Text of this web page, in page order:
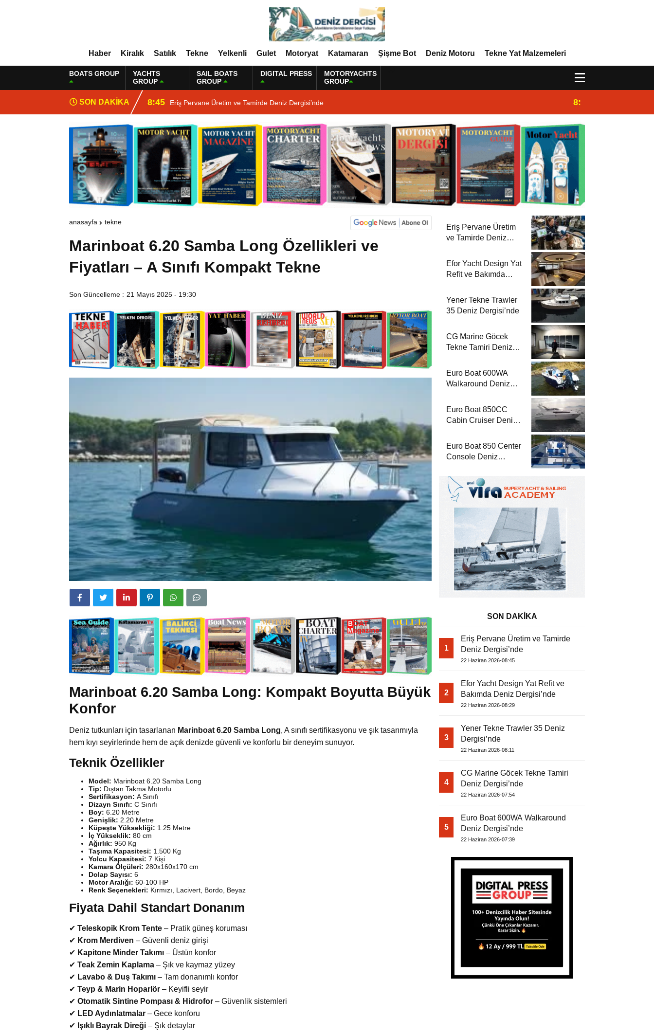
Haber Kiralık Satılık Tekne Yelkenli Gulet Motoryat Katamaran Şişme Bot Deniz Motoru Tekne Yat Malzemeleri
BOATS GROUP
YACHTS
GROUP
SAIL BOATS
GROUP
DIGITAL PRESS
MOTORYACHTS
GROUP
SON DAKİKA 8:45 Eriş Pervane Üretim ve Tamirde Deniz Dergisi’nde 8:29
anasayfa tekne
Marinboat 6.20 Samba Long Özellikleri ve
Fiyatları – A Sınıfı Kompakt Tekne
Son Güncelleme : 21 Mayıs 2025 - 19:30
Marinboat 6.20 Samba Long: Kompakt Boyutta Büyük
Konfor
Deniz tutkunları için tasarlanan Marinboat 6.20 Samba Long, A sınıfı sertifikasyonu ve şık tasarımıyla
hem kıyı seyirlerinde hem de açık denizde güvenli ve konforlu bir deneyim sunuyor.
Teknik Özellikler
Model: Marinboat 6.20 Samba Long
Tip: Dıştan Takma Motorlu
Sertifikasyon: A Sınıfı
Dizayn Sınıfı: C Sınıfı
Boy: 6.20 Metre
Genişlik: 2.20 Metre
Küpeşte Yüksekliği: 1.25 Metre
İç Yükseklik: 80 cm
Ağırlık: 950 Kg
Taşıma Kapasitesi: 1.500 Kg
Yolcu Kapasitesi: 7 Kişi
Kamara Ölçüleri: 280x160x170 cm
Dolap Sayısı: 6
Motor Aralığı: 60-100 HP
Renk Seçenekleri: Kırmızı, Lacivert, Bordo, Beyaz
Fiyata Dahil Standart Donanım
✔ Teleskopik Krom Tente – Pratik güneş koruması
✔ Krom Merdiven – Güvenli deniz girişi
✔ Kapitone Minder Takımı – Üstün konfor
✔ Teak Zemin Kaplama – Şık ve kaymaz yüzey
✔ Lavabo & Duş Takımı – Tam donanımlı konfor
✔ Teyp & Marin Hoparlör – Keyifli seyir
✔ Otomatik Sintine Pompası & Hidrofor – Güvenlik sistemleri
✔ LED Aydınlatmalar – Gece konforu
✔ Işıklı Bayrak Direği – Şık detaylar
Eriş Pervane Üretim
ve Tamirde Deniz
Efor Yacht Design Yat
Refit ve Bakımda
Yener Tekne Trawler
35 Deniz Dergisi’nde
CG Marine Göcek
Tekne Tamiri Deniz
Euro Boat 600WA
Walkaround Deniz
Euro Boat 850CC
Cabin Cruiser Deniz
Euro Boat 850 Center
Console Deniz
SON DAKİKA
1
Eriş Pervane Üretim ve Tamirde
Deniz Dergisi’nde
22 Haziran 2026-08:45
2
Efor Yacht Design Yat Refit ve
Bakımda Deniz Dergisi’nde
22 Haziran 2026-08:29
3
Yener Tekne Trawler 35 Deniz
Dergisi’nde
22 Haziran 2026-08:11
4
CG Marine Göcek Tekne Tamiri
Deniz Dergisi’nde
22 Haziran 2026-07:54
5
Euro Boat 600WA Walkaround
Deniz Dergisi’nde
22 Haziran 2026-07:39